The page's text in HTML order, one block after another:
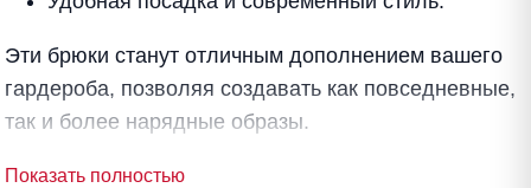
Эти брюки станут отличным дополнением вашего
гардероба, позволяя создавать как повседневные,
так и более нарядные образы.
Показать полностью